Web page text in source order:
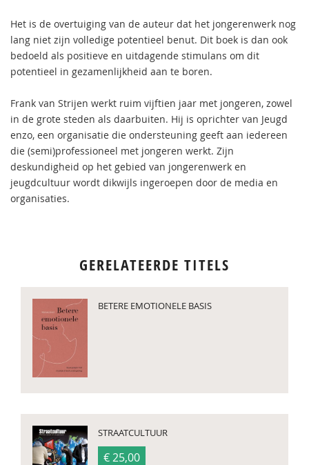
Het is de overtuiging van de auteur dat het jongerenwerk nog
lang niet zijn volledige potentieel benut. Dit boek is dan ook
bedoeld als positieve en uitdagende stimulans om dit
potentieel in gezamenlijkheid aan te boren.
Frank van Strijen werkt ruim vijftien jaar met jongeren, zowel
in de grote steden als daarbuiten. Hij is oprichter van Jeugd
enzo, een organisatie die ondersteuning geeft aan iedereen
die (semi)professioneel met jongeren werkt. Zijn
deskundigheid op het gebied van jongerenwerk en
jeugdcultuur wordt dikwijls ingeroepen door de media en
organisaties.
GERELATEERDE TITELS
BETERE EMOTIONELE BASIS
STRAATCULTUUR
€ 25,00